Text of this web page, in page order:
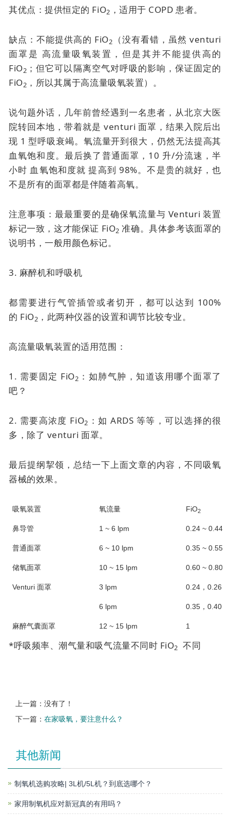
其优点：提供恒定的 FiO2 ，适用于 COPD 患者。
缺点：不能提供高的 FiO2 （没有看错，虽然venturi
面罩是 高流量吸氧装置，但是其并不能提供高的
FiO2 ；但它可以隔离空气对呼吸的影响，保证固定的
FiO2 ，所以其属于高流量吸氧装置）。
说句题外话，几年前曾经遇到一名患者，从北京大医
院转回本地，带着就是venturi 面罩 ，结果入院后出
现 1 型呼吸衰竭。氧流量开到很大，仍然无法提高其
血氧饱和度。最后换了普通面罩，10 升/分流速，半
小时 血氧饱和度就 提高到 98%。不是贵的就好，也
不是所有的面罩都是伴随着高氧。
注意事项：最最重要的是确保氧流量与 Venturi 装置
标记一致，这才能保证 FiO2 准确。具体参考该面罩的
说明书，一般用颜色标记。
3. 麻醉机和呼吸机
都需要进行气管插管或者切开，都可以达到 100%
的 FiO2 ，此两种仪器的设置和调节比较专业。
高流量吸氧装置的适用范围：
1. 需要固定 FiO2 ：如肺气肿，知道该用哪个面罩了
吧？
2. 需要高浓度 FiO2 ：如 ARDS 等等，可以选择的很
多，除了 venturi 面罩。
最后提纲挈领，总结一下上面文章的内容，不同吸氧
器械的效果。
吸氧装置 氧流量 FiO2
鼻导管 1 ~ 6 lpm 0.24 ~ 0.44*
普通面罩 6 ~ 10 lpm 0.35 ~ 0.55*
储氧面罩 10 ~ 15 lpm 0.60 ~ 0.80*
Venturi 面罩 3 lpm 0.24，0.26
6 lpm 0.35，0.40
麻醉气囊面罩 12 ~ 15 lpm 1
*呼吸频率、潮气量和吸气流量不同时 FiO2 不同
上一篇：没有了！
下一篇： 在家吸氧，要注意什么？
其他新闻
制氧机选购攻略| 3L机/5L机？到底选哪个？
家用制氧机应对新冠真的有用吗？